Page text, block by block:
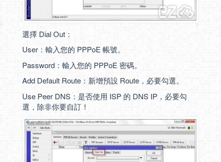
選擇 Dial Out：
User：輸入您的 PPPoE 帳號。
Password：輸入您的 PPPoE 密碼。
Add Default Route：新增預設 Route，必要勾選。
Use Peer DNS：是否使用 ISP 的 DNS IP，必要勾
選，除非你要自訂！